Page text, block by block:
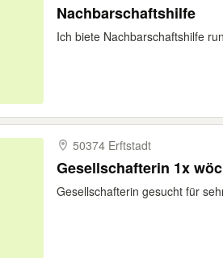
Nachbarschaftshilfe
Ich biete Nachbarschaftshilfe
50374 Erftstadt
Gesellschafterin 1x
Gesellschafterin gesucht für